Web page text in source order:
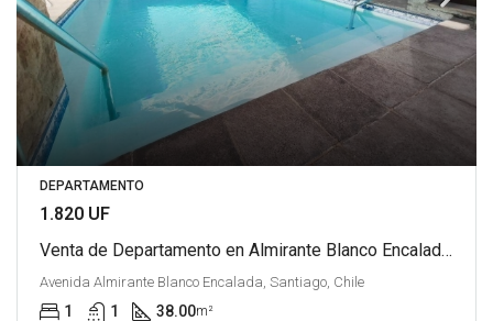
DEPARTAMENTO
1.820 UF
Venta de Departamento en Almirante Blanco Encalada, Santiago
Avenida Almirante Blanco Encalada, Santiago, Chile
1 1 38.00m²